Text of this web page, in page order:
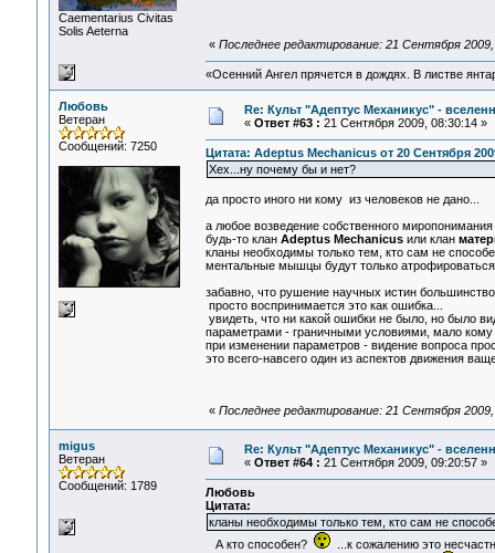
Сaementarius Civitas
Solis Aeterna
« Последнее редактирование: 21 Сентября
«Осенний Ангел прячется в дождях. В листве
Любовь
Ветеран
Сообщений: 7250
Re: Культ "Адептус Механикус" -
« Ответ #63 : 21 Сентября 2009, 08:30:14 »
Цитата: Adeptus Mechanicus от 20 Сентября
Хех...ну почему бы и нет?
да просто иного ни кому из человеков не дано...
а любое возведение собственного
будь-то клан Adeptus Mechanicusили клан
кланы необходимы только тем, кто сам не
ментальные мышцы будут только
забавно, что рушение научных истин
просто воспринимается это как ошибка...
увидеть, что ни какой ошибки не было, но было
параметрами - граничными условиями, мало кому
при изменении параметров - видение вопроса
это всего-навсего один из аспектов движения
« Последнее редактирование: 21 Сентября
migus
Ветеран
Сообщений: 1789
Re: Культ "Адептус Механикус" -
« Ответ #64 : 21 Сентября 2009, 09:20:57 »
Любовь
Цитата:
кланы необходимы только тем, кто сам не
А кто способен?
...к сожалению это